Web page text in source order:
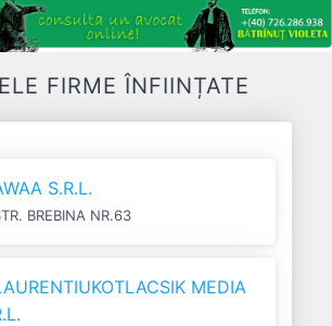
FIRME ÎNFIINȚATE
S.R.L.
BREBINA NR.63
MEDIA